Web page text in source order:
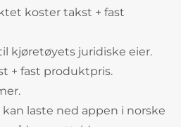
koster takst + fast
kjøretøyets juridiske eier.
+ fast produktpris.
laste ned appen i norske